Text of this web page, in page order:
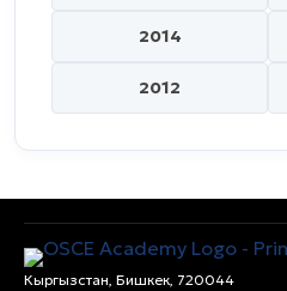
2014
2012
Кыргызстан, Бишкек, 720044